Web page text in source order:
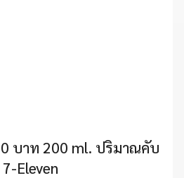
บาท 200 ml. ปริมาณคับ
Eleven